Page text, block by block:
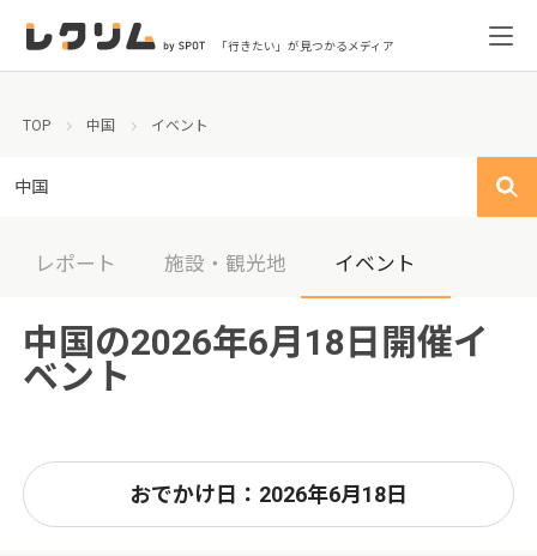
「行きたい」が見つかるメディア
TOP 中国 イベント
中国
レポート 施設・観光地 イベント
中国の2026年6月18日開催イ
ベント
おでかけ日：2026年6月18日